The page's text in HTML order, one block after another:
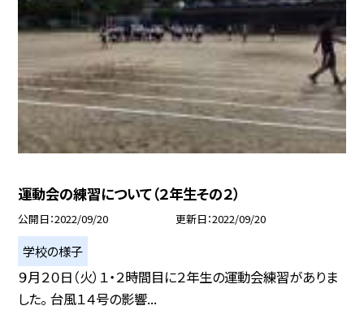
運動会の練習について（２年生その２）
公開日 2022/09/20 更新日 2022/09/20
学校の様子
９月２０日（火）１・２時間目に２年生の運動会練習がありま
した。 台風１４号の影響...